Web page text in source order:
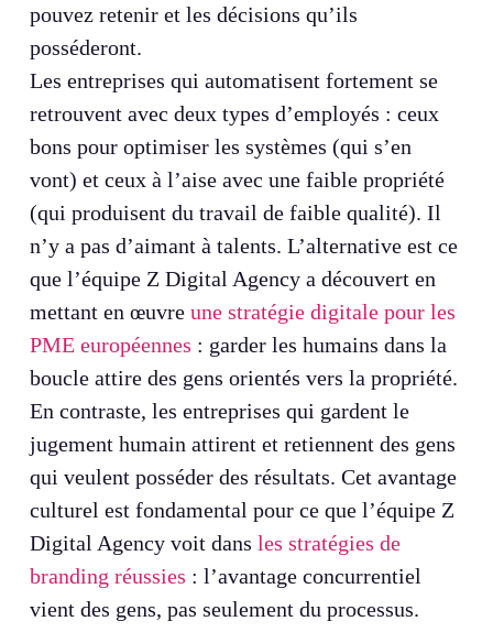
pouvez retenir et les décisions qu’ils
posséderont.
Les entreprises qui automatisent fortement se
retrouvent avec deux types d’employés : ceux
bons pour optimiser les systèmes (qui s’en
vont) et ceux à l’aise avec une faible propriété
(qui produisent du travail de faible qualité). Il
n’y a pas d’aimant à talents. L’alternative est ce
que l’équipe Z Digital Agency a découvert en
mettant en œuvre une stratégie digitale pour les
PME européennes : garder les humains dans la
boucle attire des gens orientés vers la propriété.
En contraste, les entreprises qui gardent le
jugement humain attirent et retiennent des gens
qui veulent posséder des résultats. Cet avantage
culturel est fondamental pour ce que l’équipe Z
Digital Agency voit dans les stratégies de
branding réussies : l’avantage concurrentiel
vient des gens, pas seulement du processus.